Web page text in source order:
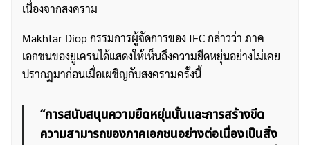
เนื่องจากสงคราม
Makhtar Diop กรรมการผู้จัดการของ IFC กล่าวว่า ภาค
เอกชนของยูเครนได้แสดงให้เห็นถึงความยืดหยุ่นอย่างไม่เคย
ปรากฏมาก่อนเมื่อเผชิญกับสงครามครั้งนี้
“การสนับสนุนความยืดหยุ่นนั้นและการสร้างขีด
ความสามารถของภาคเอกชนอย่างต่อเนื่องเป็นสิ่ง